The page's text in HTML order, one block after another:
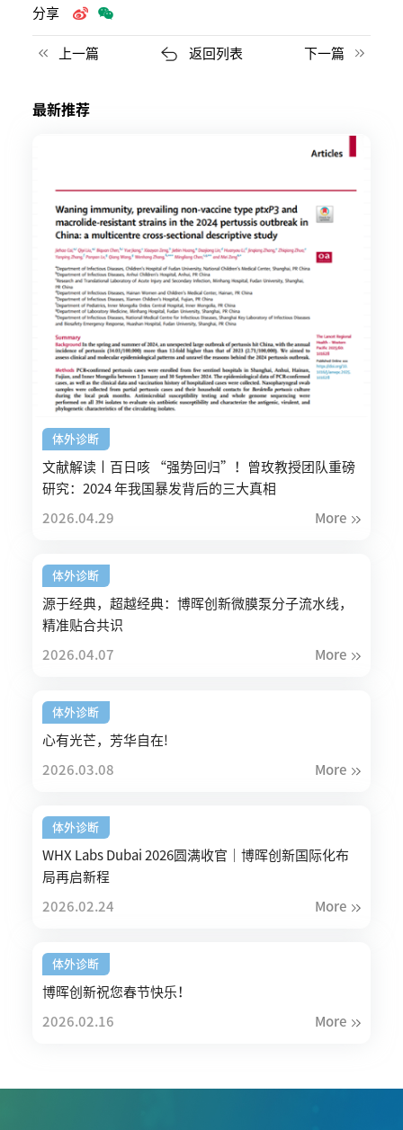
分享
上一篇 返回列表 下一篇
最新推荐
体外诊断
文献解读丨百日咳 “强势回归”！曾玫教授团队重磅
研究：2024 年我国暴发背后的三大真相
2026.04.29 More
体外诊断
源于经典，超越经典：博晖创新微膜泵分子流水线，
精准贴合共识
2026.04.07 More
体外诊断
心有光芒，芳华自在!
2026.03.08 More
体外诊断
WHX Labs Dubai 2026圆满收官｜博晖创新国际化布
局再启新程
2026.02.24 More
体外诊断
博晖创新祝您春节快乐！
2026.02.16 More